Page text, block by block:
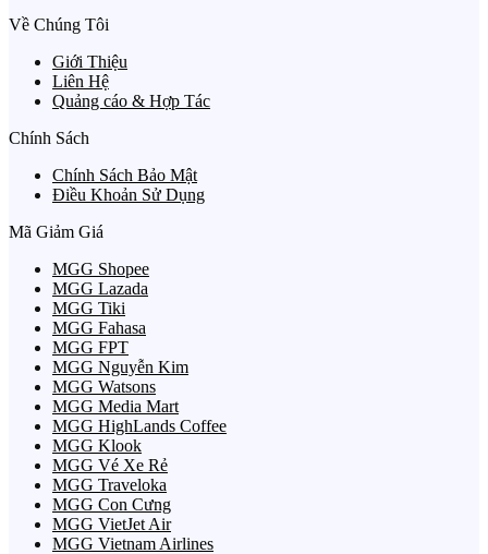
Về Chúng Tôi
Giới Thiệu
Liên Hệ
Quảng cáo & Hợp Tác
Chính Sách
Chính Sách Bảo Mật
Điều Khoản Sử Dụng
Mã Giảm Giá
MGG Shopee
MGG Lazada
MGG Tiki
MGG Fahasa
MGG FPT
MGG Nguyễn Kim
MGG Watsons
MGG Media Mart
MGG HighLands Coffee
MGG Klook
MGG Vé Xe Rẻ
MGG Traveloka
MGG Con Cưng
MGG VietJet Air
MGG Vietnam Airlines